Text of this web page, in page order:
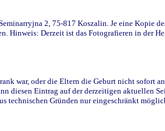
2, 75-817 Koszalin. Je eine Kopie
Hinweis: Derzeit ist das Fotografieren in der
war, oder die Eltern die Geburt nicht sofort
diesen Eintrag auf der derzeitigen aktuellen
technischen Gründen nur eingeschränkt